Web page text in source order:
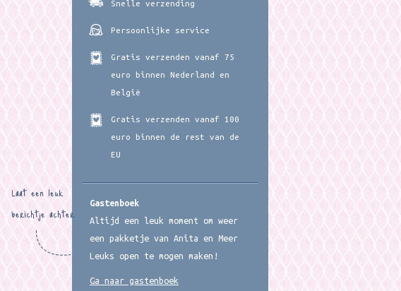
Snelle verzending
Persoonlijke service
Gratis verzenden vanaf 75
euro binnen Nederland en
België
Gratis verzenden vanaf 100
euro binnen de rest van de
EU
Gastenboek
Altijd een leuk moment om weer
een pakketje van Anita en Meer
Leuks open te mogen maken!
Laat een leuk
berichtje achter
Ga naar gastenboek